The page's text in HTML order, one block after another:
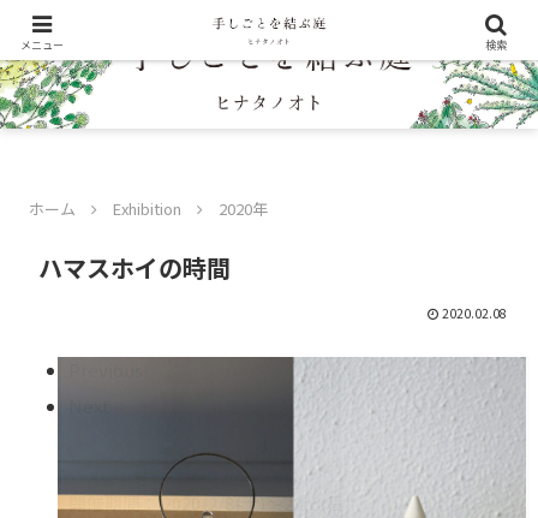
ホーム Exhibition 2020年
ハマスホイの時間
2020.02.08
Next
開催期間： 2020/2/8(土)〜2/16(日)
メニュー 検索